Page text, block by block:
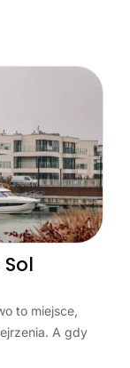
to miejsce,
A gdy